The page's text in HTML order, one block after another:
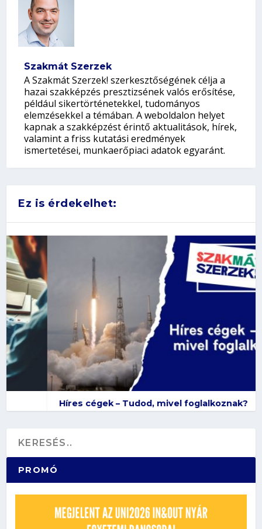
Szakmát Szerzek
A Szakmát Szerzek! szerkesztőségének célja a
hazai szakképzés presztizsének valós erősítése,
például sikertörténetekkel, tudományos
elemzésekkel a témában. A weboldalon helyet
kapnak a szakképzést érintő aktualitások, hírek,
valamint a friss kutatási eredmények
ismertetései, munkaerőpiaci adatok egyaránt.
Ez is érdekelhet:
Híres cégek – Tudod, mivel foglalkoznak?
PROMÓ